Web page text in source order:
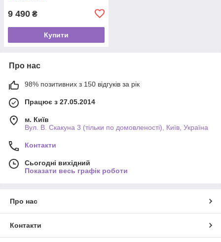
9 490 ₴
Купити
Про нас
98% позитивних з 150 відгуків за рік
Працює з 27.05.2014
м. Київ
Вул. В. Скакуна 3 (тільки по домовленості), Київ, Україна
Контакти
Сьогодні вихідний
Показати весь графік роботи
Про нас
Контакти